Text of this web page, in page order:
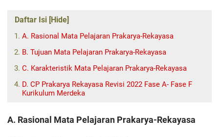
Daftar Isi [Hide]
A. Rasional Mata Pelajaran Prakarya-Rekayasa
B. Tujuan Mata Pelajaran Prakarya-Rekayasa
C. Karakteristik Mata Pelajaran Prakarya-Rekayasa
D. CP Prakarya Rekayasa Revisi 2022 Fase A- Fase F
Kurikulum Merdeka
A. Rasional Mata Pelajaran Prakarya-Rekayasa